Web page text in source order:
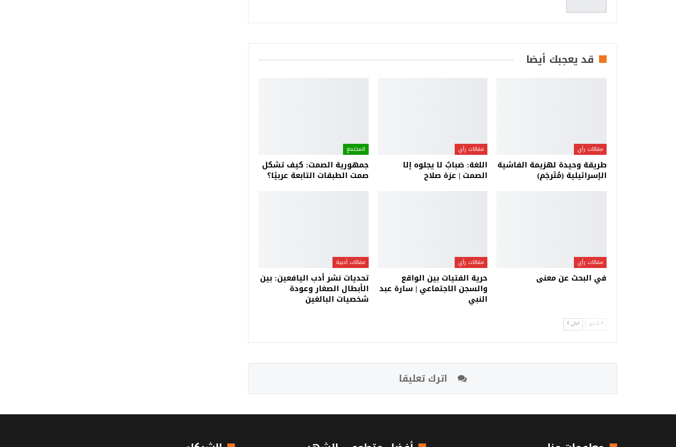
قد يعجبك أيضا
مقالات رأي
طريقة وحيدة لهزيمة الفاشية
الإسرائيلية (مُتَرجَم)
مقالات رأي
اللغة: ضبابٌ لا يجلوه إلا
الصمت | عزة صلاح
المجتمع
جمهورية الصمت: كيف تشكل
صمت الطبقات التابعة عربيًا؟
مقالات رأي
في البحث عن معنى
مقالات رأي
حرية الفتيات بين الواقع
والسجن الاجتماعي | سارة عبد
النبي
مقالات أدبية
تحديات نشر أدب اليافعين: بين
الأبطال الصغار وعودة
شخصيات البالغين
السابق التالي
اترك تعليقا